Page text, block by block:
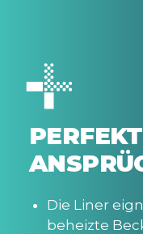
Die Liner
beheizte